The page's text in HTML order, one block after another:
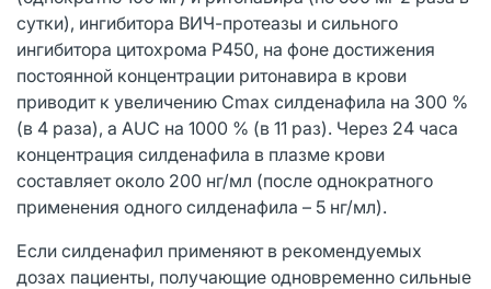
сутки), ингибитора ВИЧ-протеазы и сильного
ингибитора цитохрома Р450, на фоне достижения
постоянной концентрации ритонавира в крови
приводит к увеличению Cmax силденафила на 300 %
(в 4 раза), а AUC на 1000 % (в 11 раз). Через 24 часа
концентрация силденафила в плазме крови
составляет около 200 нг/мл (после однократного
применения одного силденафила – 5 нг/мл).
Если силденафил применяют в рекомендуемых
дозах пациенты, получающие одновременно сильные